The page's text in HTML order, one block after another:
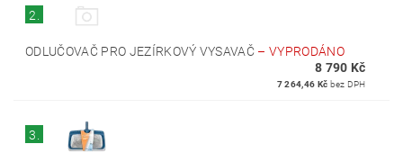
2.
ODLUČOVAČ PRO JEZÍRKOVÝ VYSAVAČ –VYPRODÁNO
8 790 Kč
7 264,46 Kč bez DPH
3.